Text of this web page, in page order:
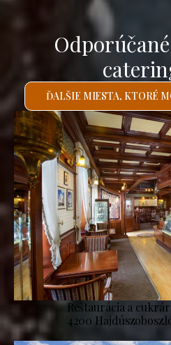
ĎALŠIE MIESTA, KTORÉ
Reštaurácia a
4200